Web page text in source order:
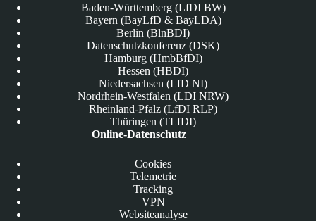
Baden-Württemberg (LfDI BW)
Bayern (BayLfD & BayLDA)
Berlin (BlnBDI)
Datenschutzkonferenz (DSK)
Hamburg (HmbBfDI)
Hessen (HBDI)
Niedersachsen (LfD NI)
Nordrhein-Westfalen (LDI NRW)
Rheinland-Pfalz (LfDI RLP)
Thüringen (TLfDI)
Online-Datenschutz
Cookies
Telemetrie
Tracking
VPN
Websiteanalyse